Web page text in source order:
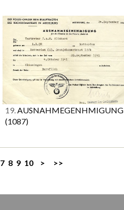
19.AUSNAHMEGENHMIGUNG
(1087)
7 8 9 10 > >>